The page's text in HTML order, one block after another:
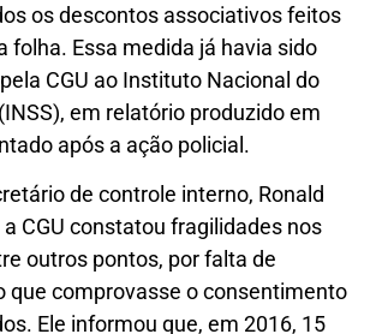
os descontos associativos feitos
folha. Essa medida já havia sido
CGU ao Instituto Nacional do
em relatório produzido em
após a ação policial.
de controle interno, Ronald
a CGU constatou fragilidades nos
outros pontos, por falta de
que comprovasse o consentimento
Ele informou que, em 2016, 15